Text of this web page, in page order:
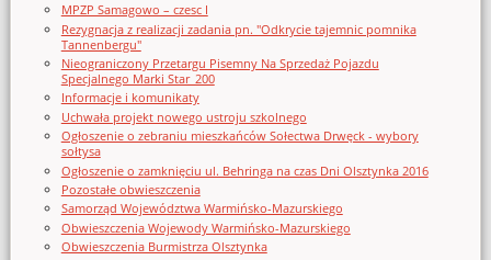
MPZP Samagowo – czesc I
Rezygnacja z realizacji zadania pn. "Odkrycie tajemnic pomnika
Tannenbergu"
Nieograniczony Przetargu Pisemny Na Sprzedaż Pojazdu
Specjalnego Marki Star_200
Informacje i komunikaty
Uchwała projekt nowego ustroju szkolnego
Ogłoszenie o zebraniu mieszkańców Sołectwa Drwęck - wybory
sołtysa
Ogłoszenie o zamknięciu ul. Behringa na czas Dni Olsztynka 2016
Pozostałe obwieszczenia
Samorząd Województwa Warmińsko-Mazurskiego
Obwieszczenia Wojewody Warmińsko-Mazurskiego
Obwieszczenia Burmistrza Olsztynka